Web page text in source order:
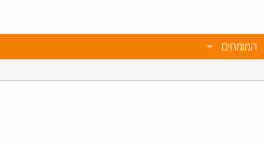
המומחים